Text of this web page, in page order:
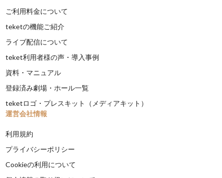
ご利用料金について
teketの機能ご紹介
ライブ配信について
teket利用者様の声・導入事例
資料・マニュアル
登録済み劇場・ホール一覧
teketロゴ・プレスキット（メディアキット）
運営会社情報
利用規約
プライバシーポリシー
Cookieの利用について